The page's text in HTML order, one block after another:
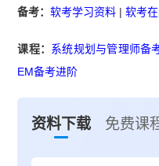
备考：软考学习资料 |软考
课程： 系统规划与管理师备
EM备考进阶
资料下载 免费课